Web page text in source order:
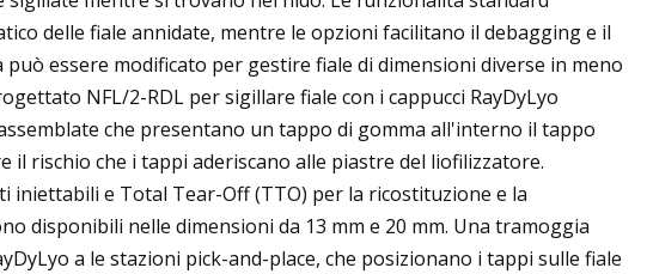
delle fiale annidate, mentre le opzioni facilitano il debagging e il
essere modificato per gestire fiale di dimensioni diverse in meno
NFL/2-RDL per sigillare fiale con i cappucci RayDyLyo
che presentano un tappo di gomma all'interno il tappo
rischio che i tappi aderiscano alle piastre del liofilizzatore.
iniettabili e Total Tear-Off (TTO) per la ricostituzione e la
disponibili nelle dimensioni da 13 mm e 20 mm. Una tramoggia
a le stazioni pick-and-place, che posizionano i tappi sulle fiale